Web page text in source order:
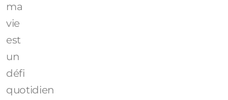
ma
vie
est
un
défi
quotidien